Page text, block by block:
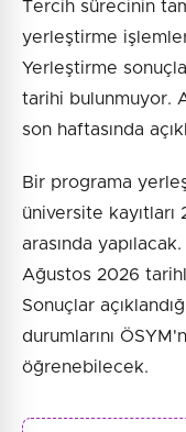
Tercih sürecinin
yerleştirme
Yerleştirme
tarihi bulunmuyor.
son haftasında
Bir programa
üniversite
arasında
Ağustos 2026
Sonuçlar
durumlarını
öğrenebilecek.